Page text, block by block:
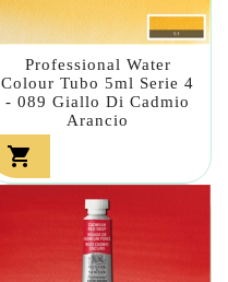
Professional Water
Colour Tubo 5ml Serie 4
- 089 Giallo Di Cadmio
Arancio
